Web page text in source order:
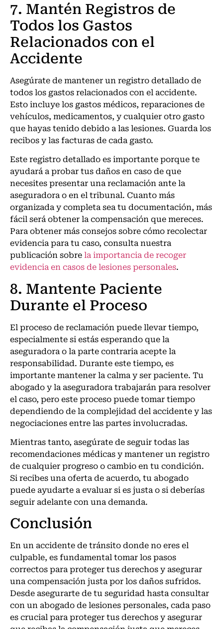
7. Mantén Registros de
Todos los Gastos
Relacionados con el
Accidente
Asegúrate de mantener un registro detallado de
todos los gastos relacionados con el accidente.
Esto incluye los gastos médicos, reparaciones de
vehículos, medicamentos, y cualquier otro gasto
que hayas tenido debido a las lesiones. Guarda los
recibos y las facturas de cada gasto.
Este registro detallado es importante porque te
ayudará a probar tus daños en caso de que
necesites presentar una reclamación ante la
aseguradora o en el tribunal. Cuanto más
organizada y completa sea tu documentación, más
fácil será obtener la compensación que mereces.
Para obtener más consejos sobre cómo recolectar
evidencia para tu caso, consulta nuestra
publicación sobre la importancia de recoger
evidencia en casos de lesiones personales.
8. Mantente Paciente
Durante el Proceso
El proceso de reclamación puede llevar tiempo,
especialmente si estás esperando que la
aseguradora o la parte contraria acepte la
responsabilidad. Durante este tiempo, es
importante mantener la calma y ser paciente. Tu
abogado y la aseguradora trabajarán para resolver
el caso, pero este proceso puede tomar tiempo
dependiendo de la complejidad del accidente y las
negociaciones entre las partes involucradas.
Mientras tanto, asegúrate de seguir todas las
recomendaciones médicas y mantener un registro
de cualquier progreso o cambio en tu condición.
Si recibes una oferta de acuerdo, tu abogado
puede ayudarte a evaluar si es justa o si deberías
seguir adelante con una demanda.
Conclusión
En un accidente de tránsito donde no eres el
culpable, es fundamental tomar los pasos
correctos para proteger tus derechos y asegurar
una compensación justa por los daños sufridos.
Desde asegurarte de tu seguridad hasta consultar
con un abogado de lesiones personales, cada paso
es crucial para proteger tus derechos y asegurar